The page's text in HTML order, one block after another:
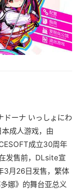
ドーナ いっしょにわ
成人游戏，由
成立30周年
发售前，DLsite宣
3月26日发售，繁体
娜》的舞台亚总义